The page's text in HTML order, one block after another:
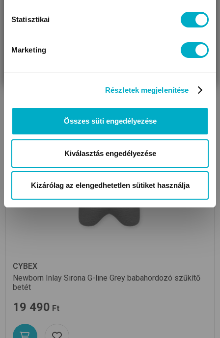
Statisztikai
Marketing
Részletek megjelenítése
Összes süti engedélyezése
Kiválasztás engedélyezése
Kizárólag az elengedhetetlen sütiket használja
CYBEX
Newborn Inlay Sirona G-line Grey babahordozó szűkítő
betét
19 490 Ft
VÁRANDÓS
AJÁNDÉKOT